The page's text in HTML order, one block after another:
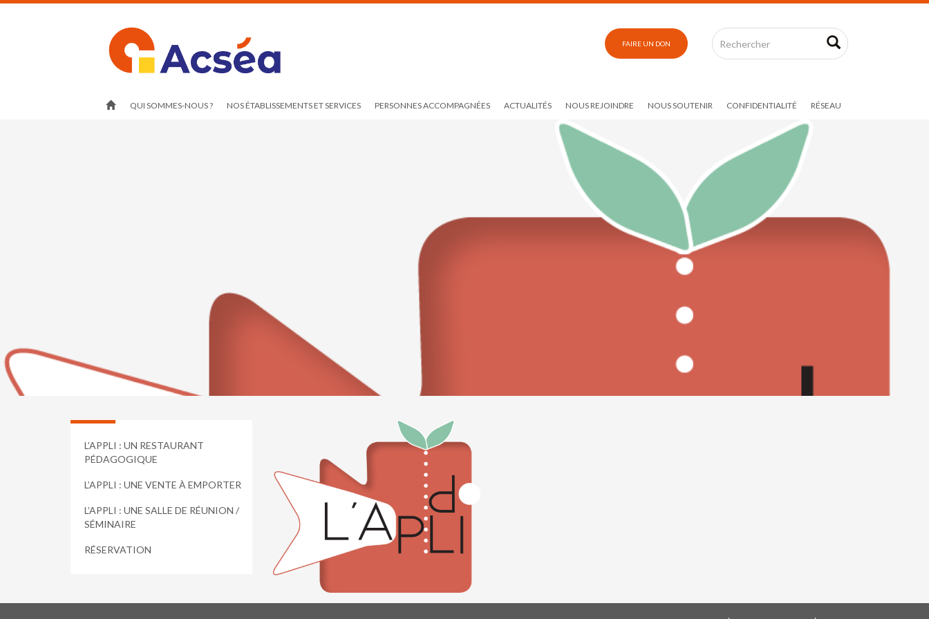
FAIRE UN DON
QUI SOMMES-NOUS ? NOS ÉTABLISSEMENTS ET SERVICES PERSONNES ACCOMPAGNÉES ACTUALITÉS NOUS REJOINDRE NOUS SOUTENIR CONFIDENTIALITÉ RÉSEAU
L’APPLI : UN RESTAURANT
PÉDAGOGIQUE
L’APPLI : UNE VENTE À EMPORTER
L’APPLI : UNE SALLE DE RÉUNION /
SÉMINAIRE
RÉSERVATION